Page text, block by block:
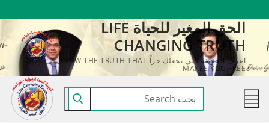
المحتوى
الحق المغير للحياة LIFE
CHANGING TRUTH
اعرف الحقيقة التي تجعلك حراً KNOW THE TRUTH THAT
MAKES YOU FREE
البحث
عن: